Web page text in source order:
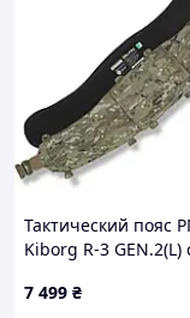
Тактический пояс
Kiborg R-3 GEN.2(L)
класса, мультикам
7 499 ₴